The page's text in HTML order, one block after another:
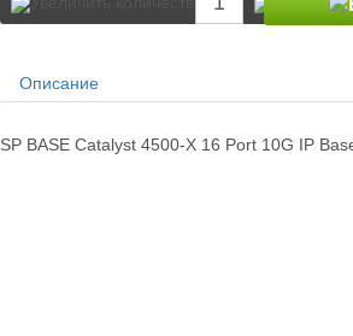
Описание
SP BASE Catalyst 4500-X 16 Port 10G IP